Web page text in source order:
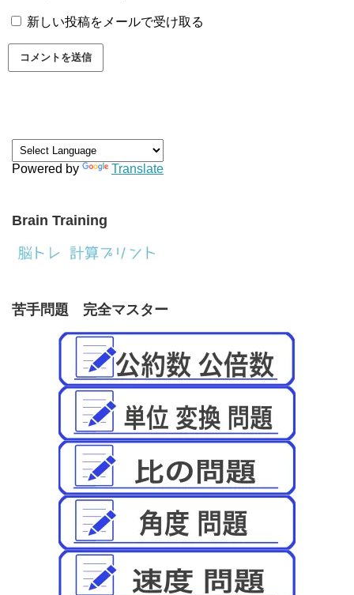
新しい投稿をメールで受け取る
Powered by Translate
Brain Training
苦手問題 完全マスター